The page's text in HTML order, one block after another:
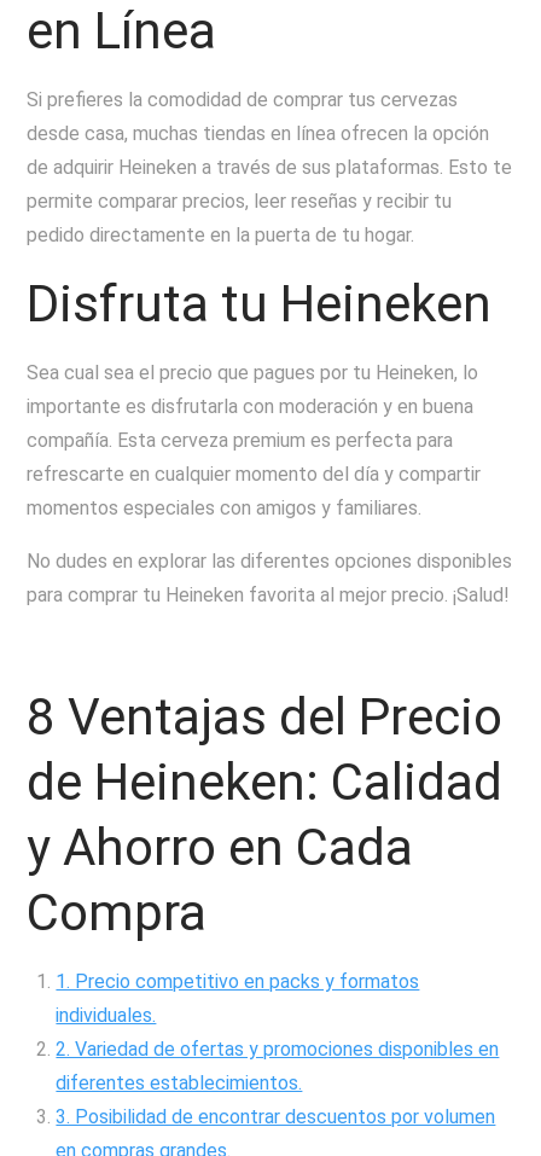
en Línea
Si prefieres la comodidad de comprar tus cervezas
desde casa, muchas tiendas en línea ofrecen la opción
de adquirir Heineken a través de sus plataformas. Esto te
permite comparar precios, leer reseñas y recibir tu
pedido directamente en la puerta de tu hogar.
Disfruta tu Heineken
Sea cual sea el precio que pagues por tu Heineken, lo
importante es disfrutarla con moderación y en buena
compañía. Esta cerveza premium es perfecta para
refrescarte en cualquier momento del día y compartir
momentos especiales con amigos y familiares.
No dudes en explorar las diferentes opciones disponibles
para comprar tu Heineken favorita al mejor precio. ¡Salud!
8 Ventajas del Precio
de Heineken: Calidad
y Ahorro en Cada
Compra
1. Precio competitivo en packs y formatos
individuales.
2. Variedad de ofertas y promociones disponibles en
diferentes establecimientos.
3. Posibilidad de encontrar descuentos por volumen
en compras grandes.